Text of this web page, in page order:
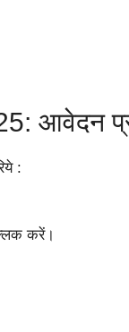
आवेदन
:
करें।